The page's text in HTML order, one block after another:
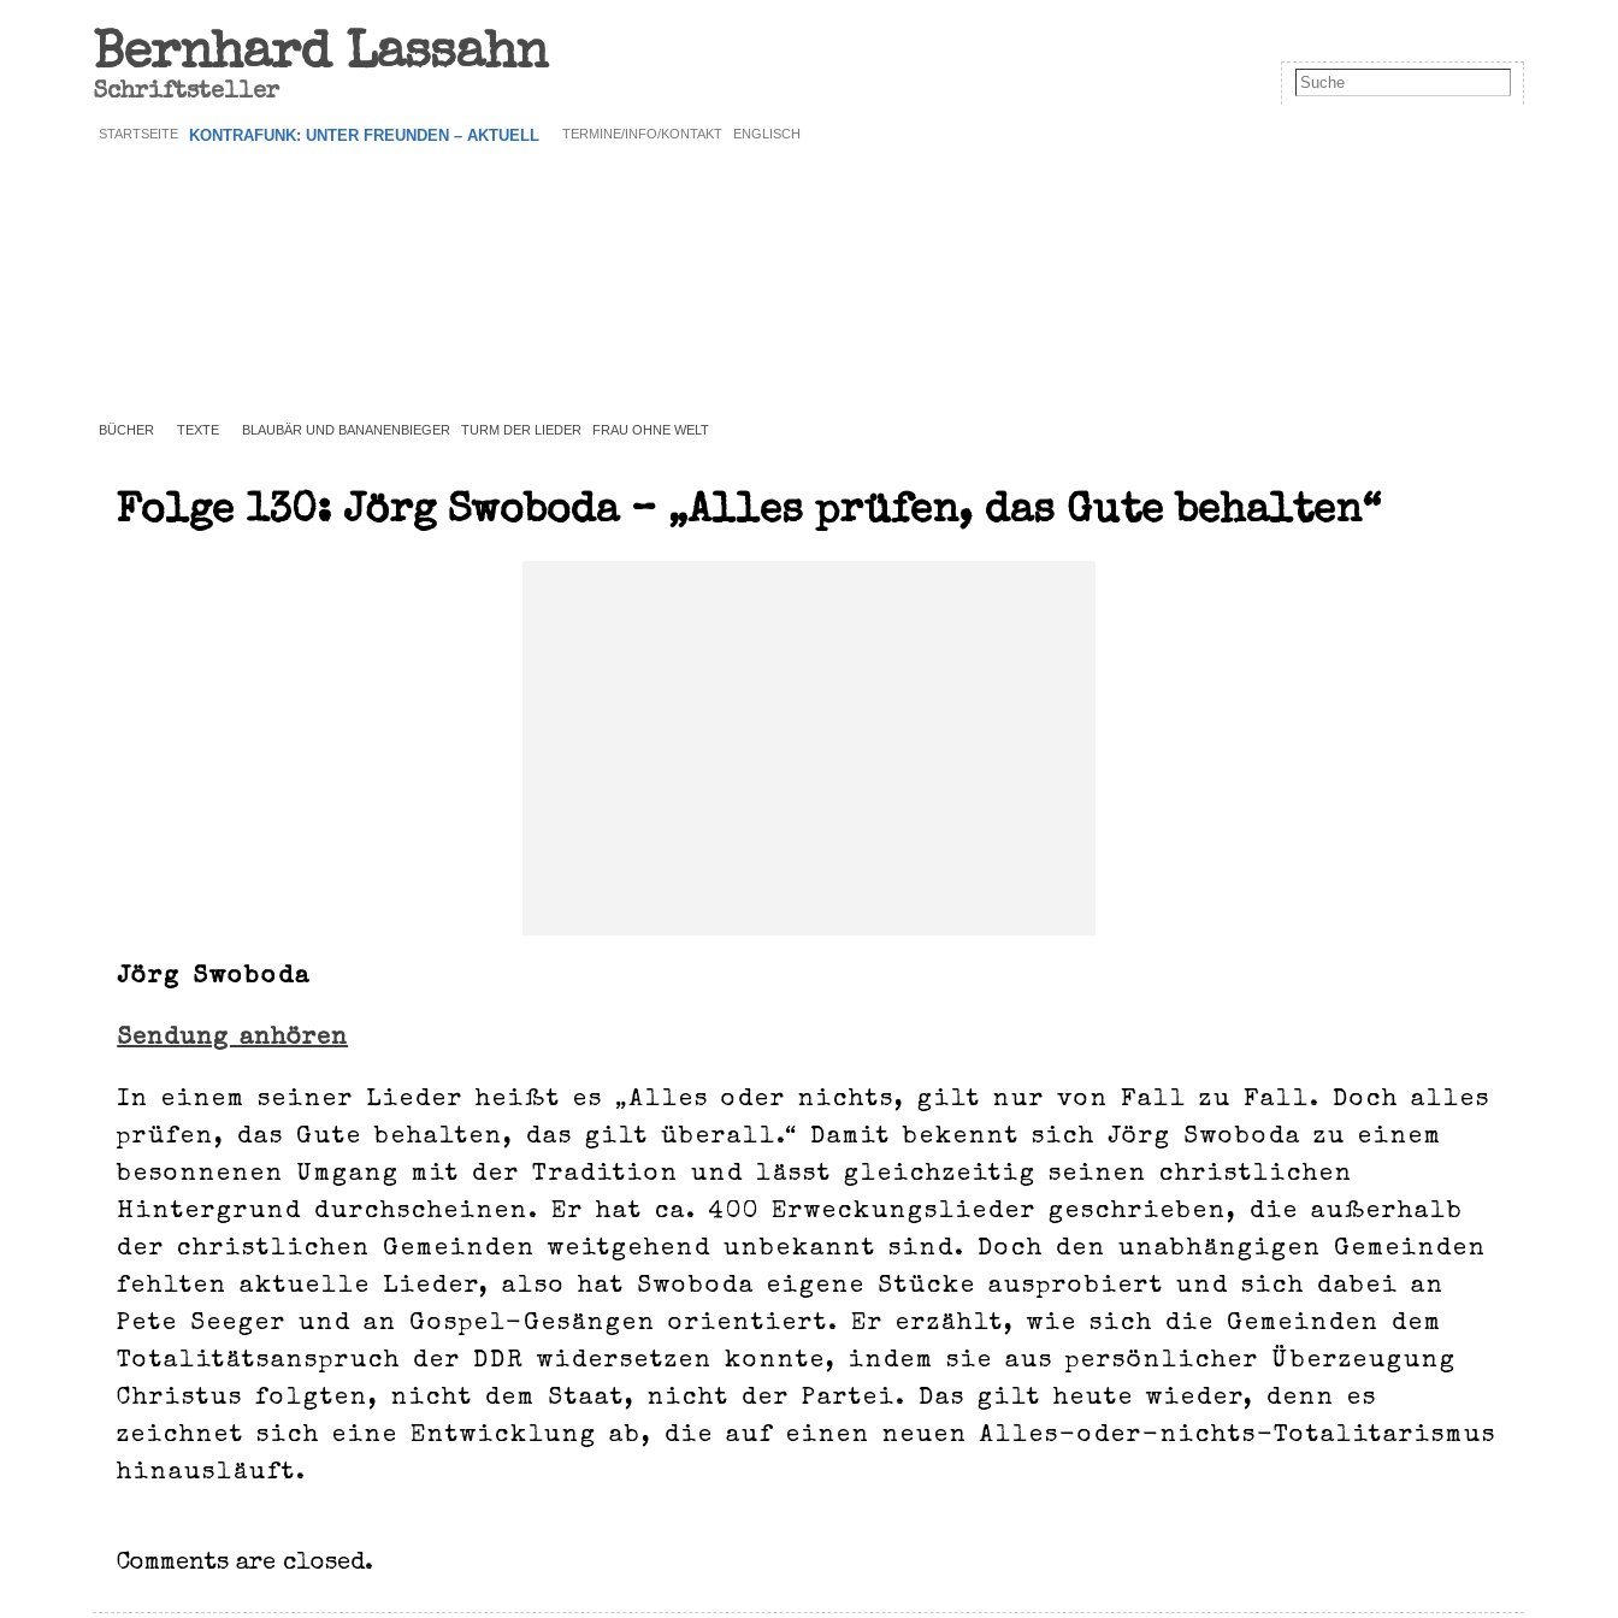
Bernhard Lassahn
Schriftsteller
STARTSEITE KONTRAFUNK: UNTER FREUNDEN – AKTUELL TERMINE/INFO/KONTAKT ENGLISCH
BÜCHER TEXTE BLAUBÄR UND BANANENBIEGER TURM DER LIEDER FRAU OHNE WELT
Folge 130: Jörg Swoboda – „Alles prüfen, das Gute behalten“
Jörg Swoboda
Sendung anhören
In einem seiner Lieder heißt es „Alles oder nichts, gilt nur von Fall zu Fall. Doch alles
prüfen, das Gute behalten, das gilt überall.“ Damit bekennt sich Jörg Swoboda zu einem
besonnenen Umgang mit der Tradition und lässt gleichzeitig seinen christlichen
Hintergrund durchscheinen. Er hat ca. 400 Erweckungslieder geschrieben, die außerhalb
der christlichen Gemeinden weitgehend unbekannt sind. Doch den unabhängigen Gemeinden
fehlten aktuelle Lieder, also hat Swoboda eigene Stücke ausprobiert und sich dabei an
Pete Seeger und an Gospel-Gesängen orientiert. Er erzählt, wie sich die Gemeinden dem
Totalitätsanspruch der DDR widersetzen konnte, indem sie aus persönlicher Überzeugung
Christus folgten, nicht dem Staat, nicht der Partei. Das gilt heute wieder, denn es
zeichnet sich eine Entwicklung ab, die auf einen neuen Alles-oder-nichts-Totalitarismus
hinausläuft.
Comments are closed.